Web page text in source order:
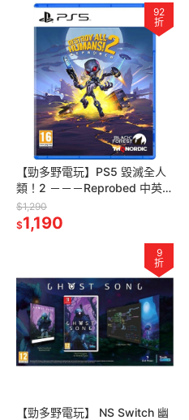
92
折
【勁多野電玩】PS5 毀滅全人
類！2 －－－Reprobed 中英文
版(歐版封面)
$1,290
$1,190
9
折
【勁多野電玩】 NS Switch 幽